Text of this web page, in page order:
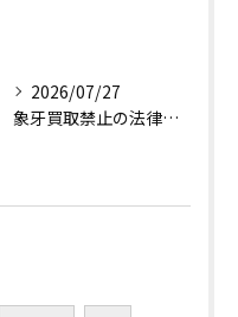
2026/07/27
象牙買取禁止の法律と背景解説